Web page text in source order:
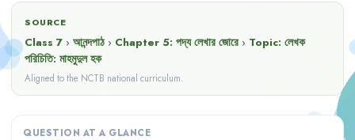
SOURCE
Class 7 › আনন্দপাঠ › Chapter 5: পদ্য লেখার জোরে › Topic: লেখক
পরিচিতি: মাহমুদুল হক
Aligned to the NCTB national curriculum.
QUESTION AT A GLANCE